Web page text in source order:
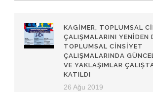
KAGİMER, TOPLUMSAL
ÇALIŞMALARINI YENIDEN
TOPLUMSAL CINSIYET
ÇALIŞMALARINDA
VE YAKLAŞIMLAR
KATILDI
26 Ağu 2019